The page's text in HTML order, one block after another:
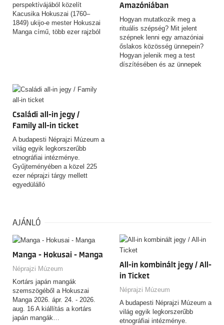
perspektívájából közelít
Kacusika Hokuszai (1760–
1849) ukijo-e mester Hokuszai
Manga című, több ezer rajzból
hanem azt vizsgálja, miként
alakult és változott a „manga”
fogalma, használata és
jelentése az elmúlt kétszáz év
során.
Amazóniában
Hogyan mutatkozik meg a
rituális szépség? Mit jelent
szépnek lenni egy amazóniai
őslakos közösség ünnepein?
Hogyan jelenik meg a test
díszítésében és az ünnepek
Családi all-in jegy /
Family all-in ticket
A budapesti Néprajzi Múzeum a
világ egyik legkorszerűbb
etnográfiai intézménye.
Gyűjteményében a közel 225
ezer néprajzi tárgy mellett
egyedülálló
magyar népi kultúra
emlékein kívül itt található a
kontinensek népeinek kultúráját
reprezentáló etnográfiai anyaga
AJÁNLÓ
Manga - Hokusai - Manga
Néprajzi Múzeum
Kortárs japán mangák
szemszögéből a Hokuszai
Manga 2026. ápr. 24. - 2026.
aug. 16 A kiállítás a kortárs
japán mangák…
All-in kombinált jegy / All-
in Ticket
Néprajzi Múzeum
A budapesti Néprajzi Múzeum a
világ egyik legkorszerűbb
etnográfiai intézménye.